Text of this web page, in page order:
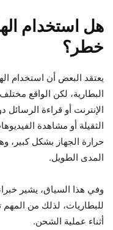
هل استخدام
خطر؟
يعتقد البعض أن استخدام
البطارية، لكن الواقع
الإنترنت أو قراءة
الثقيلة أو مشاهدة
حرارة الجهاز بشكل كبير،
المدى الطويل.
وفي هذا السياق، يشير
للبطاريات، لذلك من
أثناء عملية الشحن.